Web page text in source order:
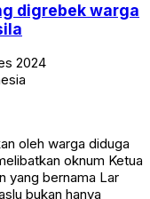
digrebek warga
2024
oleh warga diduga
oknum Ketua
yang bernama Lar
bukan hanya